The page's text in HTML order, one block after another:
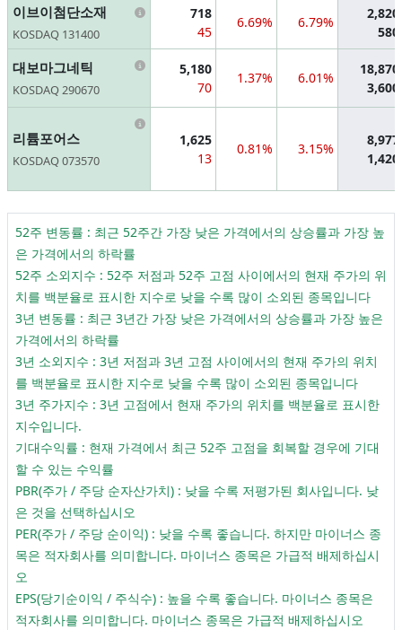
이브이첨단소재
KOSDAQ 131400
Information
718
45
6.69% 6.79%
2,820
580
대보마그네틱
KOSDAQ 290670
Information
5,180
70
1.37% 6.01%
18,870
3,600
리튬포어스
KOSDAQ 073570
Information
1,625
13
0.81% 3.15%
8,977
1,420
52주 변동률 : 최근 52주간 가장 낮은 가격에서의 상승률과 가장 높
은 가격에서의 하락률
52주 소외지수 : 52주 저점과 52주 고점 사이에서의 현재 주가의 위
치를 백분율로 표시한 지수로 낮을 수록 많이 소외된 종목입니다
3년 변동률 : 최근 3년간 가장 낮은 가격에서의 상승률과 가장 높은
가격에서의 하락률
3년 소외지수 : 3년 저점과 3년 고점 사이에서의 현재 주가의 위치
를 백분율로 표시한 지수로 낮을 수록 많이 소외된 종목입니다
3년 주가지수 : 3년 고점에서 현재 주가의 위치를 백분율로 표시한
지수입니다.
기대수익률 : 현재 가격에서 최근 52주 고점을 회복할 경우에 기대
할 수 있는 수익률
PBR(주가 / 주당 순자산가치) : 낮을 수록 저평가된 회사입니다. 낮
은 것을 선택하십시오
PER(주가 / 주당 순이익) : 낮을 수록 좋습니다. 하지만 마이너스 종
목은 적자회사를 의미합니다. 마이너스 종목은 가급적 배제하십시
오
EPS(당기순이익 / 주식수) : 높을 수록 좋습니다. 마이너스 종목은
적자회사를 의미합니다. 마이너스 종목은 가급적 배제하십시오